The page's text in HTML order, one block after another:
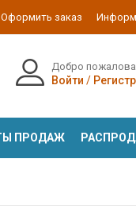
Оформить заказ
Добро
Войти /
ПРОДАЖ